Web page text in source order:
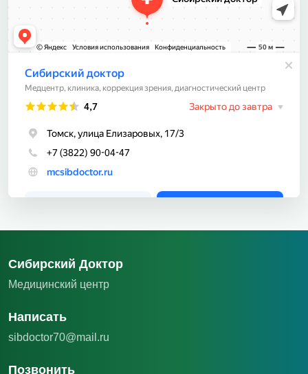
Сибирский Доктор
Медицинский центр
Написать
sibdoctor70@mail.ru
Позвонить